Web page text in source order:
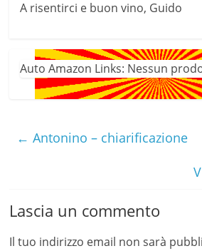
A risentirci e buon vino, Guido
Auto Amazon Links: Nessun
← Antonino – chiarificazione
Lascia un commento
Il tuo indirizzo email non sarà